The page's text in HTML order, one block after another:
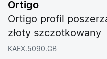
Ortigo
Ortigo profil
złoty szczotkowany
KAEX.5090.GB